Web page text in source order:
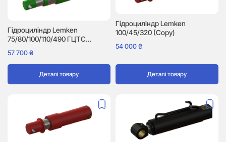
Гідроциліндр Lemken
75/80/100/110/490 ГЦТС
57 700₴
Деталі товару
Гідроциліндр Lemken
100/45/320 (Copy)
54 000₴
Деталі товару